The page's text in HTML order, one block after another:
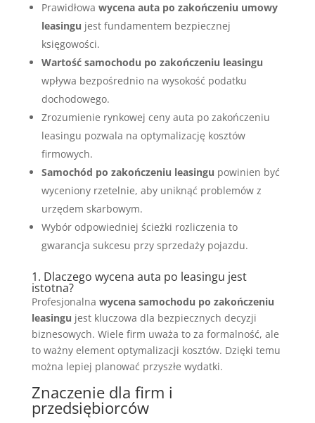
Prawidłowa wycena auta po zakończeniu umowy
leasingu jest fundamentem bezpiecznej
księgowości.
Wartość samochodu po zakończeniu leasingu
wpływa bezpośrednio na wysokość podatku
dochodowego.
Zrozumienie rynkowej ceny auta po zakończeniu
leasingu pozwala na optymalizację kosztów
firmowych.
Samochód po zakończeniu leasingu powinien być
wyceniony rzetelnie, aby uniknąć problemów z
urzędem skarbowym.
Wybór odpowiedniej ścieżki rozliczenia to
gwarancja sukcesu przy sprzedaży pojazdu.
1. Dlaczego wycena auta po leasingu jest
istotna?
Profesjonalna wycena samochodu po zakończeniu
leasingu jest kluczowa dla bezpiecznych decyzji
biznesowych. Wiele firm uważa to za formalność, ale
to ważny element optymalizacji kosztów. Dzięki temu
można lepiej planować przyszłe wydatki.
Znaczenie dla firm i
przedsiębiorców